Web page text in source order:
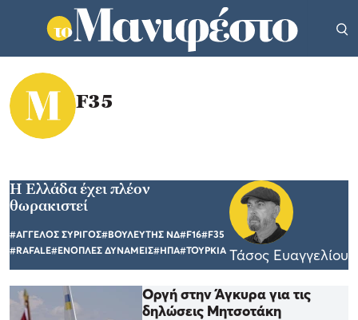
F35
H Ελλάδα έχει πλέον
θωρακιστεί
#ΑΓΓΕΛΟΣ ΣΥΡΙΓΟΣ#ΒΟΥΛΕΥΤΗΣ ΝΔ#F16#F35
#RAFALE#ΕΝΟΠΛΕΣ ΔΥΝΑΜΕΙΣ#ΗΠΑ#ΤΟΥΡΚΙΑ Τάσος Ευαγγελίου
Οργή στην Άγκυρα για τις
δηλώσεις Μητσοτάκη